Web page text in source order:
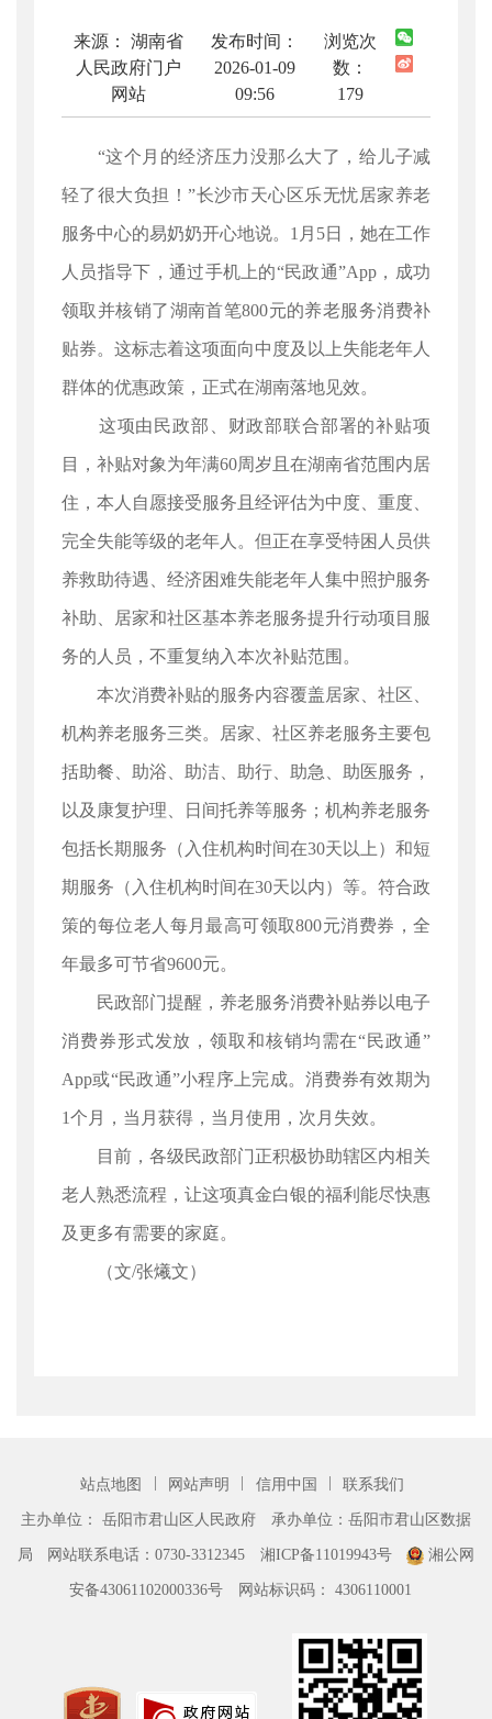
来源： 湖南省
人民政府门户
网站
发布时间：
2026-01-09
09:56
浏览次
数：
179
“这个月的经济压力没那么大了，给儿子减
轻了很大负担！”长沙市天心区乐无忧居家养老
服务中心的易奶奶开心地说。1月5日，她在工作
人员指导下，通过手机上的“民政通”App，成功
领取并核销了湖南首笔800元的养老服务消费补
贴券。这标志着这项面向中度及以上失能老年人
群体的优惠政策，正式在湖南落地见效。
这项由民政部、财政部联合部署的补贴项
目，补贴对象为年满60周岁且在湖南省范围内居
住，本人自愿接受服务且经评估为中度、重度、
完全失能等级的老年人。但正在享受特困人员供
养救助待遇、经济困难失能老年人集中照护服务
补助、居家和社区基本养老服务提升行动项目服
务的人员，不重复纳入本次补贴范围。
本次消费补贴的服务内容覆盖居家、社区、
机构养老服务三类。居家、社区养老服务主要包
括助餐、助浴、助洁、助行、助急、助医服务，
以及康复护理、日间托养等服务；机构养老服务
包括长期服务（入住机构时间在30天以上）和短
期服务（入住机构时间在30天以内）等。符合政
策的每位老人每月最高可领取800元消费券，全
年最多可节省9600元。
民政部门提醒，养老服务消费补贴券以电子
消费券形式发放，领取和核销均需在“民政通”
App或“民政通”小程序上完成。消费券有效期为
1个月，当月获得，当月使用，次月失效。
目前，各级民政部门正积极协助辖区内相关
老人熟悉流程，让这项真金白银的福利能尽快惠
及更多有需要的家庭。
（文/张爔文）
站点地图 | 网站声明 | 信用中国 |
联系我们
主办单位： 岳阳市君山区人民政府
承办单位：岳阳市君山区数据
局
网站联系电话：0730-3312345 湘ICP备11019943号
湘公网
安备43061102000336号
网站标识码： 4306110001